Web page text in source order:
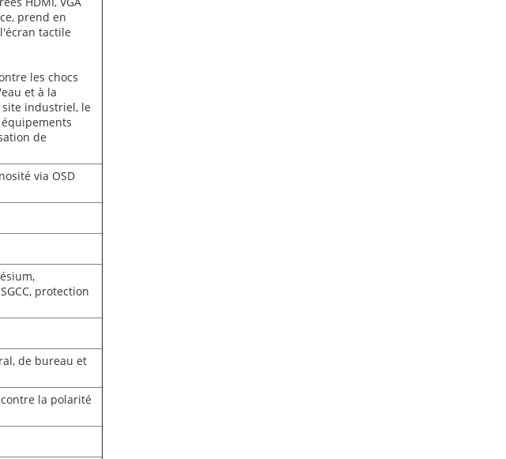
prend en
tactile
les chocs
et à la
industriel, le
de
via OSD
protection
de bureau et
la polarité